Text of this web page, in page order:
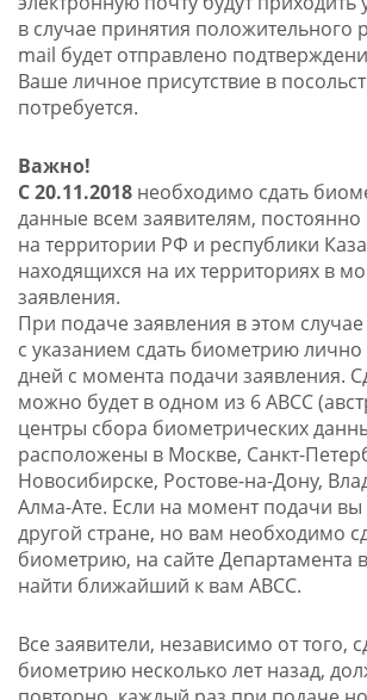
в случае принятия положительного
mail будет отправлено
Ваше личное присутствие в
потребуется.
Важно!
С 20.11.2018необходимо сдать
данные всем заявителям,
на территории РФ и республики
находящихся на их территориях в
заявления.
При подаче заявления в этом
с указанием сдать биометрию лично
дней с момента подачи заявления.
можно будет в одном из 6 АВСС
центры сбора биометрических
расположены в Москве, Санкт-
Новосибирске, Ростове-на-Дону,
Алма-Ате. Если на момент подачи вы
другой стране, но вам необходимо
биометрию, на сайте Департамента
найти ближайший к вам АВСС.
Все заявители, независимо от того,
биометрию несколько лет назад,